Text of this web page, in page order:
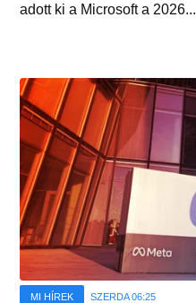
adott ki a Microsoft a 2026...
MI HÍREK SZERDA 06:25